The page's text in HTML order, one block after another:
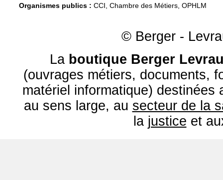
Organismes publics : CCI, Chambre des Métiers, OPHLM
© Berger -
La boutique Berger
(ouvrages métiers, documents,
matériel informatique) destinées
au sens large, au secteur de la
la justice et